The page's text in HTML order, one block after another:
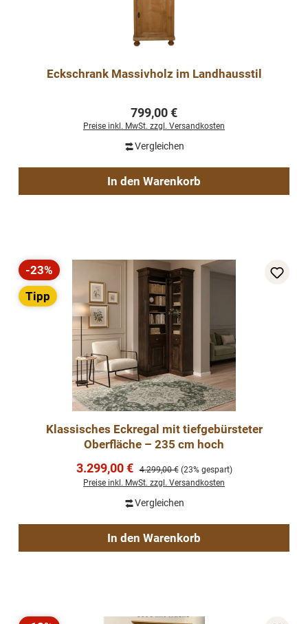
Eckschrank Massivholz im Landhausstil
Regulärer Preis:
799,00 €
Preise inkl. MwSt. zzgl. Versandkosten
Vergleichen
In den Warenkorb
Rabatt
-23%
Tipp
Klassisches Eckregal mit tiefgebürsteter
Oberfläche – 235 cm hoch
Verkaufspreis:
3.299,00 € Regulärer Preis:
4.299,00 € (23% gespart)
Preise inkl. MwSt. zzgl. Versandkosten
Vergleichen
In den Warenkorb